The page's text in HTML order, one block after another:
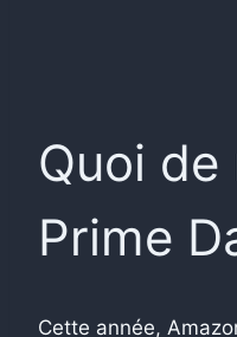
Quoi
Prime
Cette année,